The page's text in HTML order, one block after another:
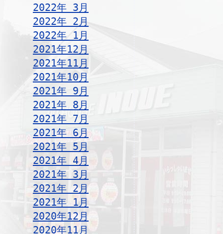
2022年 3月
2022年 2月
2022年 1月
2021年12月
2021年11月
2021年10月
2021年 9月
2021年 8月
2021年 7月
2021年 6月
2021年 5月
2021年 4月
2021年 3月
2021年 2月
2021年 1月
2020年12月
2020年11月